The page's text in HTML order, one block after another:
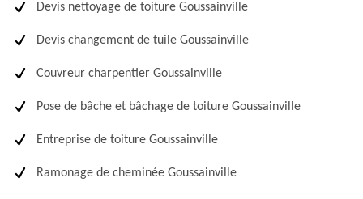
Devis nettoyage de toiture Goussainville
Devis changement de tuile Goussainville
Couvreur charpentier Goussainville
Pose de bâche et bâchage de toiture Goussainville
Entreprise de toiture Goussainville
Ramonage de cheminée Goussainville